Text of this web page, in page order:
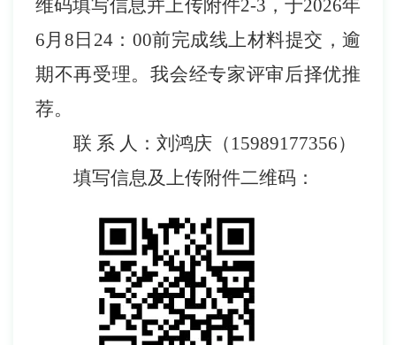
维码填写信息并上传附件2-3 ，于2026年
6月 8 日 24： 00前完成线上材料提交 ，逾
期不再受理。我会经专家评审后择优推
荐。
联 系 人：刘鸿庆（ 15989177356）
填写信息及上传附件二维码：